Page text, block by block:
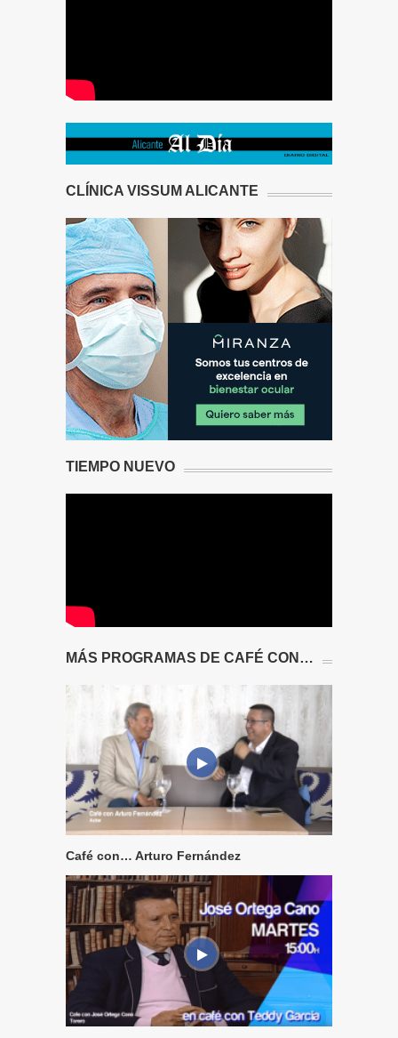
CLÍNICA VISSUM ALICANTE
TIEMPO NUEVO
MÁS PROGRAMAS DE CAFÉ CON…
Café con… Arturo Fernández